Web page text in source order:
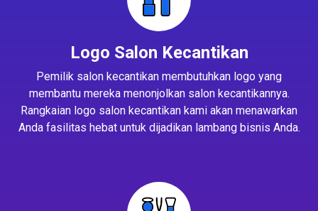
Logo Salon Kecantikan
Pemilik salon kecantikan membutuhkan logo yang
membantu mereka menonjolkan salon kecantikannya.
Rangkaian logo salon kecantikan kami akan menawarkan
Anda fasilitas hebat untuk dijadikan lambang bisnis Anda.